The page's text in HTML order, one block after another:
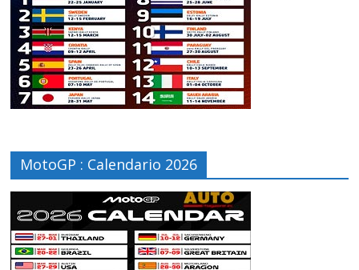
MotoGP : Calendario 2026